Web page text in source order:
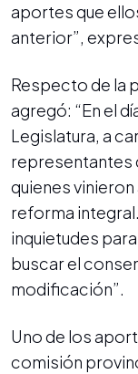
aportes que
anterior”,
Respecto de la
agregó: “En el
Legislatura, a
representantes
quienes
reforma
inquietudes
buscar el
modificación”.
Uno de los
comisión